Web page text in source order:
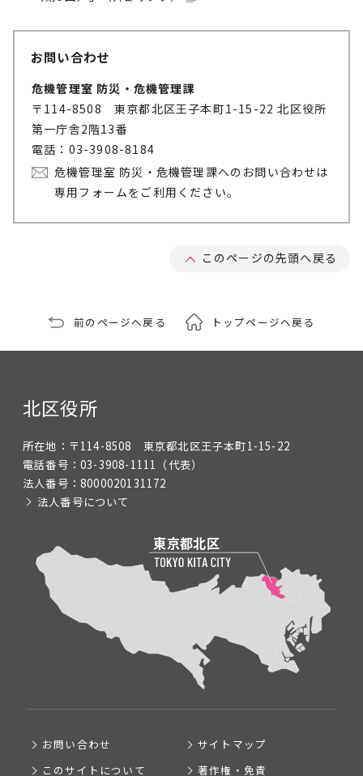
お問い合わせ
危機管理室 防災・危機管理課
〒114-8508 東京都北区王子本町1-15-22 北区役所
第一庁舎2階13番
電話：03-3908-8184
危機管理室 防災・危機管理課へのお問い合わせは
専用フォームをご利用ください。
このページの先頭へ戻る
前のページへ戻る トップページへ戻る
北区役所
所在地： 〒114-8508 東京都北区王子本町1-15-22
電話番号： 03-3908-1111 （代表）
法人番号： 8000020131172
法人番号について
お問い合わせ
サイトマップ
このサイトについて
著作権・免責